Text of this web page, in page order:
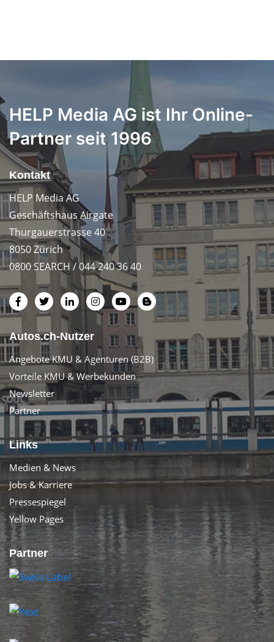
HELP Media AG ist Ihr Online-
Partner seit 1996
Kontakt
HELP Media AG
Geschäftshaus Airgate
Thurgauerstrasse 40
8050 Zürich
0800 SEARCH / 044 240 36 40
Autos.ch-Nutzer
Angebote KMU & Agenturen (B2B)
Vorteile KMU & Werbekunden
Newsletter
Partner
Links
Medien & News
Jobs & Karriere
Pressespiegel
Yellow Pages
Partner